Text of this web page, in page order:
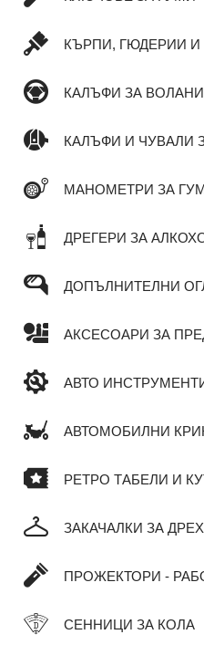
КЪРПИ, ГЮДЕРИИ И
КАЛЪФИ ЗА ВОЛАНИ
КАЛЪФИ И ЧУВАЛИ
МАНОМЕТРИ ЗА
ДРЕГЕРИ ЗА
ДОПЪЛНИТЕЛНИ
АКСЕСОАРИ ЗА
АВТО
АВТОМОБИЛНИ
РЕТРО ТАБЕЛИ И
ЗАКАЧАЛКИ ЗА
ПРОЖЕКТОРИ -
СЕННИЦИ ЗА КОЛА